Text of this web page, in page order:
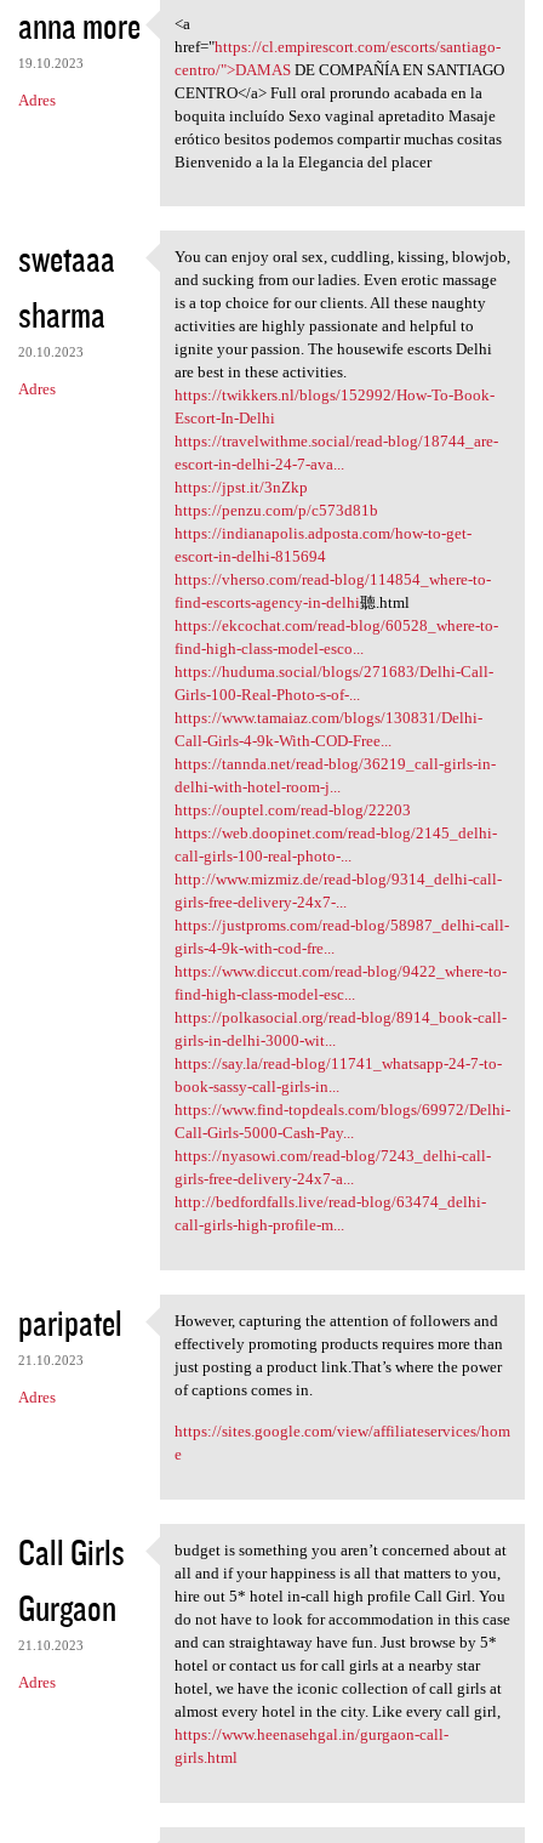
anna more
19.10.2023
Adres
<a href="https://cl
<a
href="https://cl.empirescort.com/escorts/santiago-
centro/">DAMASDE COMPAÑÍA EN SANTIAGO
CENTRO</a> Full oral prorundo acabada en la
boquita incluído Sexo vaginal apretadito Masaje
erótico besitos podemos compartir muchas cositas
Bienvenido a la la Elegancia del placer
swetaaa
sharma
20.10.2023
Adres
You can enjoy oral sex,
You can enjoy oral sex, cuddling, kissing, blowjob,
and sucking from our ladies. Even erotic massage
is a top choice for our clients. All these naughty
activities are highly passionate and helpful to
ignite your passion. The housewife escorts Delhi
are best in these activities.
https://twikkers.nl/blogs/152992/How-To-Book-
Escort-In-Delhi
https://travelwithme.social/read-blog/18744_are-
escort-in-delhi-24-7-ava...
https://jpst.it/3nZkp
https://penzu.com/p/c573d81b
https://indianapolis.adposta.com/how-to-get-
escort-in-delhi-815694
https://vherso.com/read-blog/114854_where-to-
find-escorts-agency-in-delhi聽.html
https://ekcochat.com/read-blog/60528_where-to-
find-high-class-model-esco...
https://huduma.social/blogs/271683/Delhi-Call-
Girls-100-Real-Photo-s-of-...
https://www.tamaiaz.com/blogs/130831/Delhi-
Call-Girls-4-9k-With-COD-Free...
https://tannda.net/read-blog/36219_call-girls-in-
delhi-with-hotel-room-j...
https://ouptel.com/read-blog/22203
https://web.doopinet.com/read-blog/2145_delhi-
call-girls-100-real-photo-...
http://www.mizmiz.de/read-blog/9314_delhi-call-
girls-free-delivery-24x7-...
https://justproms.com/read-blog/58987_delhi-call-
girls-4-9k-with-cod-fre...
https://www.diccut.com/read-blog/9422_where-to-
find-high-class-model-esc...
https://polkasocial.org/read-blog/8914_book-call-
girls-in-delhi-3000-wit...
https://say.la/read-blog/11741_whatsapp-24-7-to-
book-sassy-call-girls-in...
https://www.find-topdeals.com/blogs/69972/Delhi-
Call-Girls-5000-Cash-Pay...
https://nyasowi.com/read-blog/7243_delhi-call-
girls-free-delivery-24x7-a...
http://bedfordfalls.live/read-blog/63474_delhi-
call-girls-high-profile-m...
paripatel
21.10.2023
Adres
However, capturing the
However, capturing the attention of followers and
effectively promoting products requires more than
just posting a product link.That’s where the power
of captions comes in.
https://sites.google.com/view/affiliateservices/hom
e
Call Girls
Gurgaon
21.10.2023
Adres
budget is something you aren
budget is something you aren’t concerned about at
all and if your happiness is all that matters to you,
hire out 5* hotel in-call high profile Call Girl. You
do not have to look for accommodation in this case
and can straightaway have fun. Just browse by 5*
hotel or contact us for call girls at a nearby star
hotel, we have the iconic collection of call girls at
almost every hotel in the city. Like every call girl,
https://www.heenasehgal.in/gurgaon-call-
girls.html